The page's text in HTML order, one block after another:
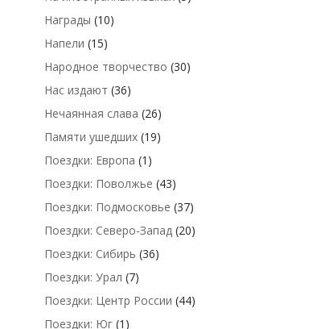
Награды (10)
Напели (15)
Народное творчество (30)
Нас издают (36)
Нечаянная слава (26)
Памяти ушедших (19)
Поездки: Европа (1)
Поездки: Поволжье (43)
Поездки: Подмосковье (37)
Поездки: Северо-Запад (20)
Поездки: Сибирь (36)
Поездки: Урал (7)
Поездки: Центр России (44)
Поездки: Юг (1)